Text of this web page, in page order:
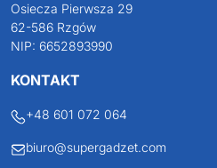
Osiecza Pierwsza 29
62-586 Rzgów
NIP: 6652893990
KONTAKT
+48 601 072 064
biuro@supergadzet.com